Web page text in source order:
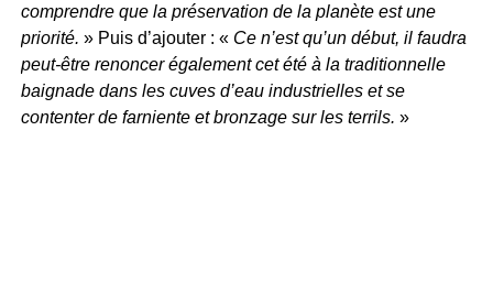
comprendre que la préservation de la planète est une
priorité. » Puis d’ajouter : « Ce n’est qu’un début, il faudra
peut-être renoncer également cet été à la traditionnelle
baignade dans les cuves d’eau industrielles et se
contenter de farniente et bronzage sur les terrils. »